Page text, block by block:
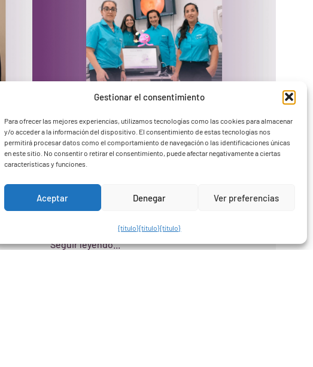
Gestionar el consentimiento
Para ofrecer las mejores experiencias, utilizamos tecnologías como las cookies para almacenar
y/o acceder a la información del dispositivo. El consentimiento de estas tecnologías nos
permitirá procesar datos como el comportamiento de navegación o las identificaciones únicas
en este sitio. No consentir o retirar el consentimiento, puede afectar negativamente a ciertas
características y funciones.
Aceptar Denegar Ver preferencias
{título}{título}{título}
Los profesionales de Óptica Clerigues
innovan en salud visual
Los profesionales de Óptica Clerigues incorporan WIVI
Vision para aportar un valor diferencial a la salud visual
Seguir leyendo... "